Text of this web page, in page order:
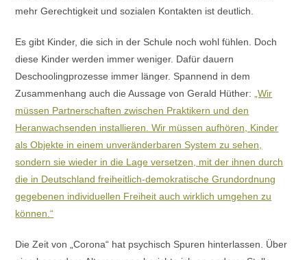
mehr Gerechtigkeit und sozialen Kontakten ist deutlich.
Es gibt Kinder, die sich in der Schule noch wohl fühlen. Doch
diese Kinder werden immer weniger. Dafür dauern
Deschoolingprozesse immer länger. Spannend in dem
Zusammenhang auch die Aussage von Gerald Hüther:
„Wir
müssen Partnerschaften zwischen Praktikern und den
Heranwachsenden installieren. Wir müssen aufhören, Kinder
als Objekte in einem unveränderbaren System zu sehen,
sondern sie wieder in die Lage versetzen, mit der ihnen durch
die in Deutschland freiheitlich-demokratische Grundordnung
gegebenen individuellen Freiheit auch wirklich umgehen zu
können.“
Die Zeit von „Corona“ hat psychisch Spuren hinterlassen. Über